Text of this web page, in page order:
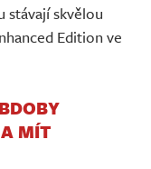
stávají skvělou
Edition ve
MÍT